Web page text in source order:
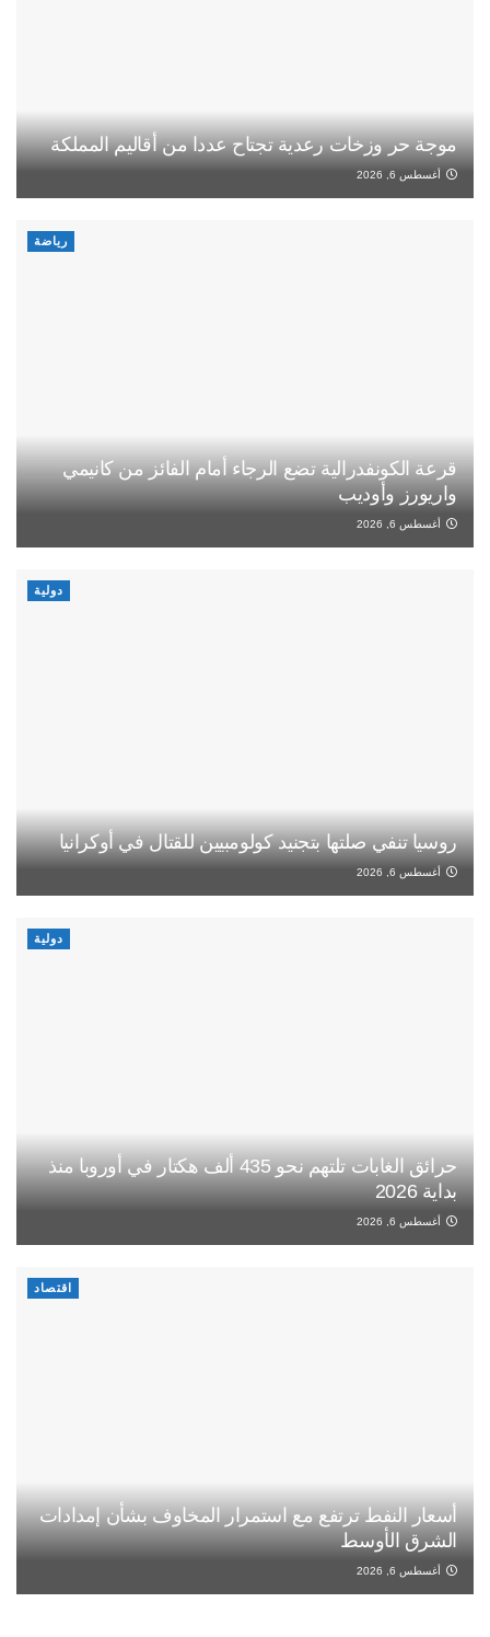
موجة حر وزخات رعدية تجتاح عددا من أقاليم المملكة
أغسطس 6, 2026
رياضة
قرعة الكونفدرالية تضع الرجاء أمام الفائز من كانيمي
واريورز وأوديب
أغسطس 6, 2026
دولية
روسيا تنفي صلتها بتجنيد كولومبيين للقتال في أوكرانيا
أغسطس 6, 2026
دولية
حرائق الغابات تلتهم نحو 435 ألف هكتار في أوروبا منذ
بداية 2026
أغسطس 6, 2026
اقتصاد
أسعار النفط ترتفع مع استمرار المخاوف بشأن إمدادات
الشرق الأوسط
أغسطس 6, 2026